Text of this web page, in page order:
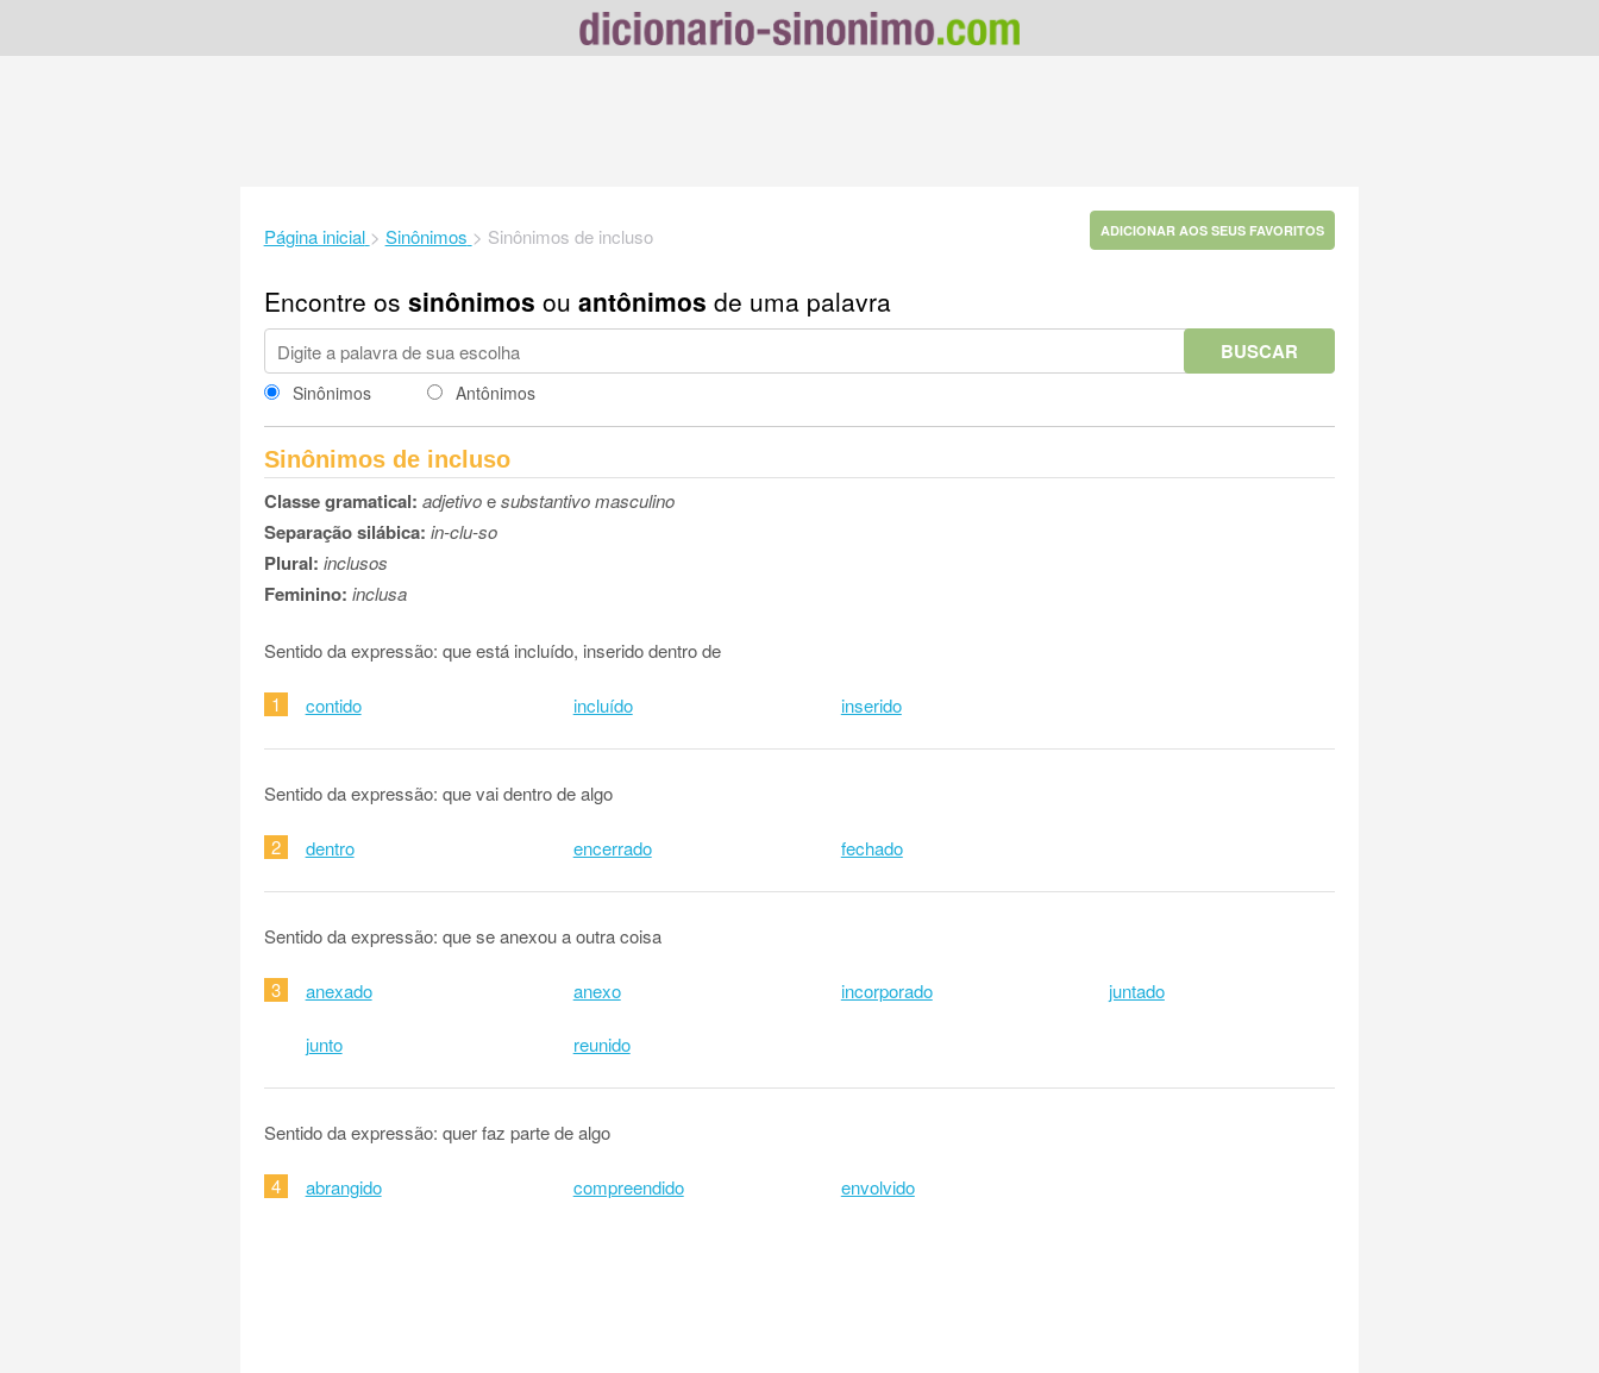
Página inicial > Sinônimos > Sinônimos de incluso ADICIONAR AOS SEUS FAVORITOS
Encontre os sinônimos ou antônimos de uma palavra
BUSCAR
Sinônimos Antônimos
Sinônimos de incluso
Classe gramatical: adjetivoesubstantivo masculino
Separação silábica: in-clu-so
Plural: inclusos
Feminino: inclusa
Sentido da expressão: que está incluído, inserido dentro de
1 contido incluído inserido
Sentido da expressão: que vai dentro de algo
2 dentro encerrado fechado
Sentido da expressão: que se anexou a outra coisa
3 anexado anexo incorporado juntado
junto reunido
Sentido da expressão: quer faz parte de algo
4 abrangido compreendido envolvido